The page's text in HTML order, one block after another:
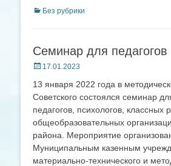
Categories
Без рубрики
Семинар для педагогов
Posted
17.01.2023
13 января 2022 года в
Советского состоялся семинар
педагогов, психологов, классных
общеобразовательных
района. Мероприятие
Муниципальным казенным
материально-технического и